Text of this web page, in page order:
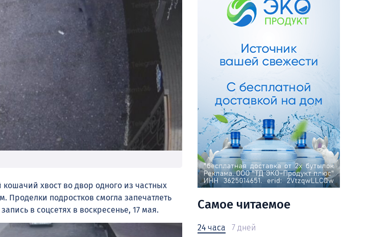
хвост во двор одного из частных
Проделки подростков смогла запечатлеть
в соцсетях в воскресенье, 17 мая.
Самое читаемое
24 часа 7 дней